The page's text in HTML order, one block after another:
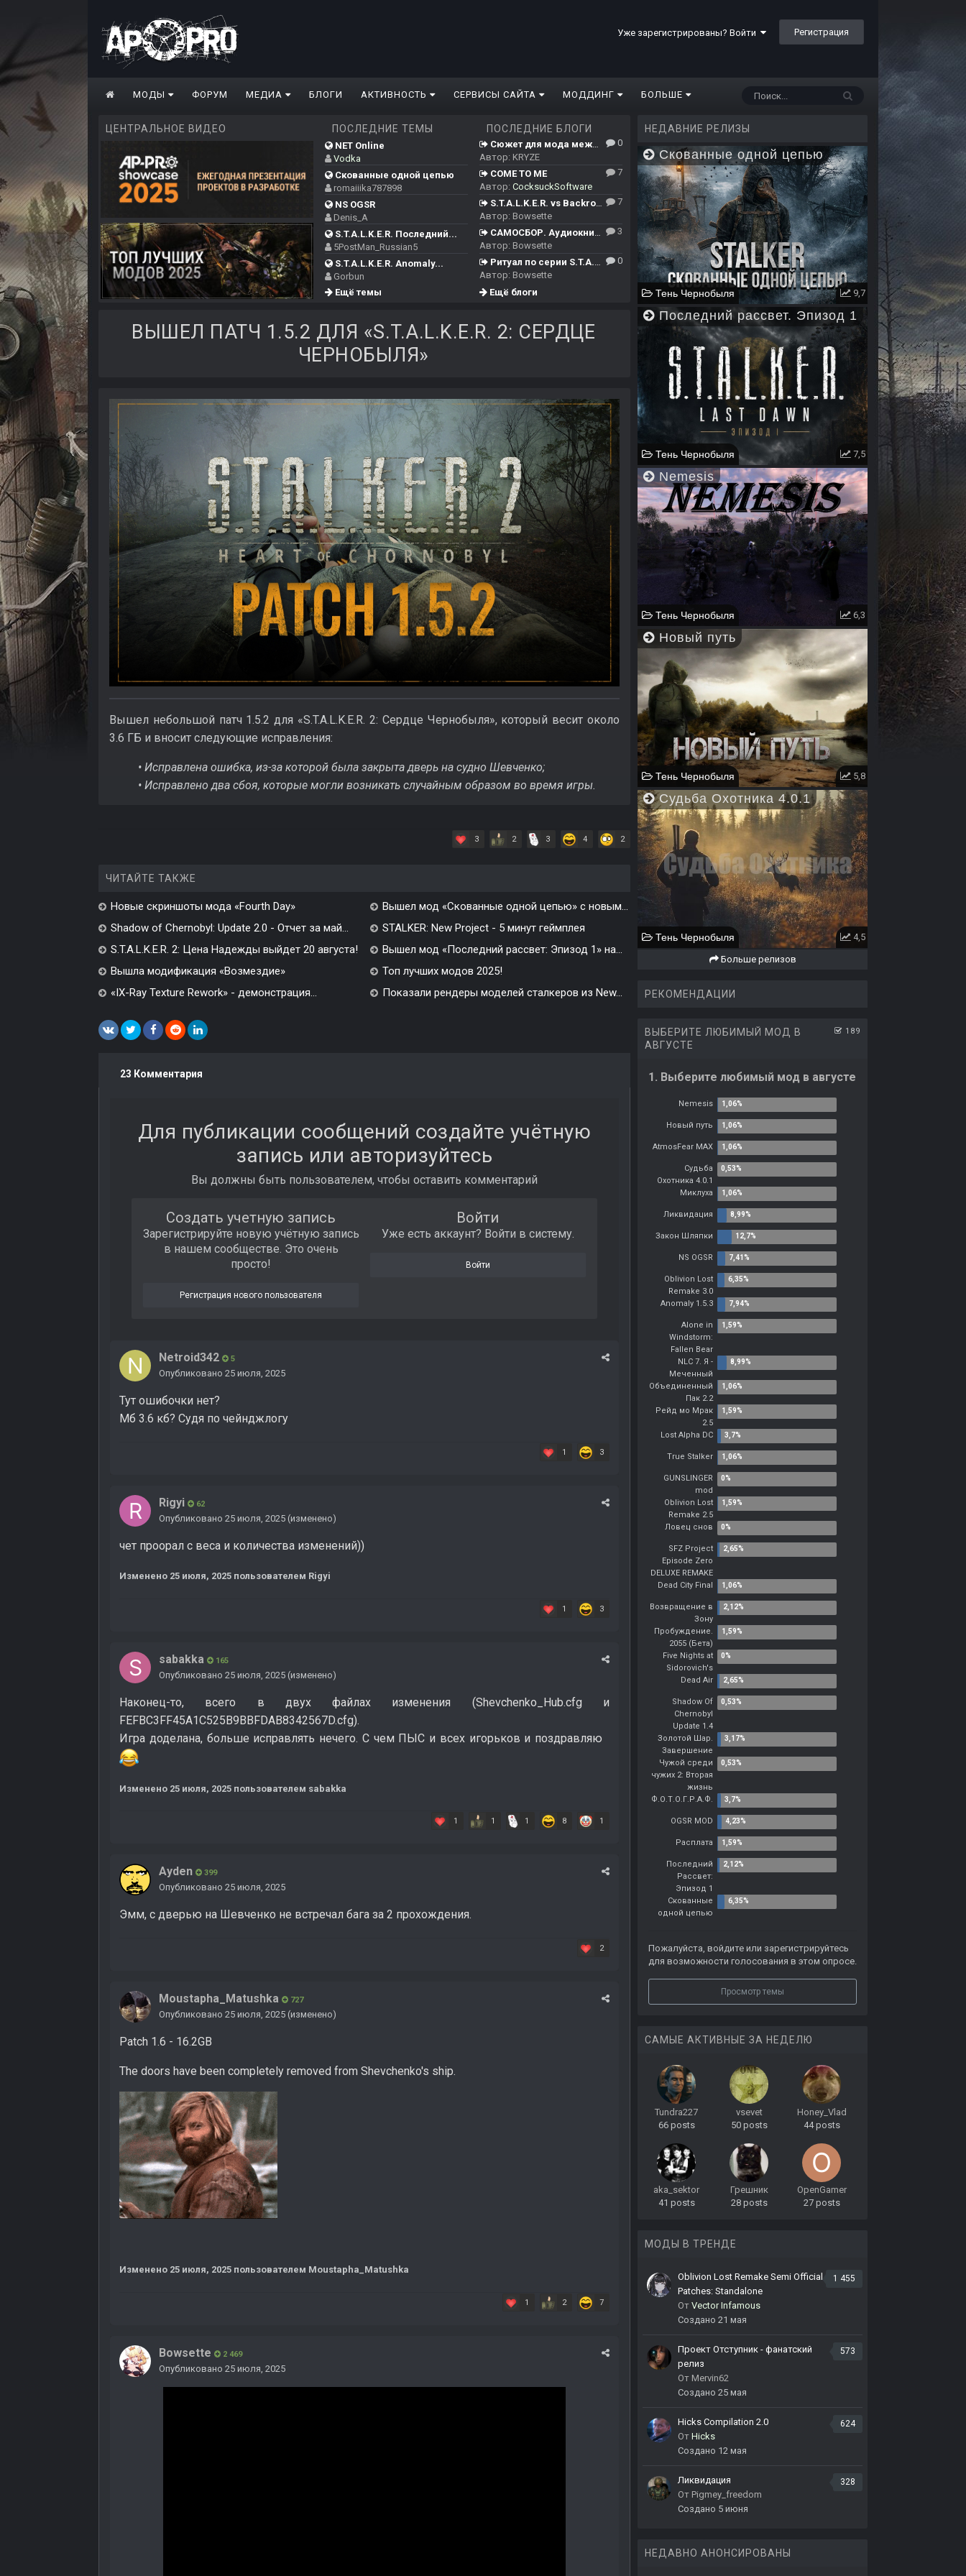
Уже зарегистрированы? Войти Регистрация
МОДЫ ФОРУМ МЕДИА БЛОГИ АКТИВНОСТЬ СЕРВИСЫ САЙТА МОДДИНГ БОЛЬШЕ
ЦЕНТРАЛЬНОЕ ВИДЕО ПОСЛЕДНИЕ ТЕМЫ
NET Online
Vodka
Скованные одной цепью
romaiiika787898
NS OGSR
Denis_A
S.T.A.L.K.E.R. Последний...
5PostMan_Russian5
S.T.A.L.K.E.R. Anomaly...
Gorbun
Ещё темы
ПОСЛЕДНИЕ БЛОГИ
Сюжет для мода между ЧН/ТЧ/ЗП и Сердцем Чернобыля
Автор: KRYZE
0
COME TO ME
Автор: CocksuckSoftware
7
S.T.A.L.K.E.R. vs Backrooms
Автор: Bowsette
7
САМОСБОР. Аудиокнига.
Автор: Bowsette
3
Ритуал по серии S.T.A.L.K.E.R.
Автор: Bowsette
0
Ещё блоги
ВЫШЕЛ ПАТЧ 1.5.2 ДЛЯ «S.T.A.L.K.E.R. 2: СЕРДЦЕ
ЧЕРНОБЫЛЯ»
Вышел небольшой патч 1.5.2 для «S.T.A.L.K.E.R. 2: Сердце Чернобыля», который весит около
3.6 ГБ и вносит следующие исправления:
• Исправлена ошибка, из-за которой была закрыта дверь на судно Шевченко;
• Исправлено два сбоя, которые могли возникать случайным образом во время игры.
3 2 3 4 2
ЧИТАЙТЕ ТАКЖЕ
Новые скриншоты мода «Fourth Day»
Вышел мод «Скованные одной цепью» с новым...
Shadow of Chernobyl: Update 2.0 - Отчет за май...
STALKER: New Project - 5 минут геймплея
S.T.A.L.K.E.R. 2: Цена Надежды выйдет 20 августа!
Вышел мод «Последний рассвет: Эпизод 1» на...
Вышла модификация «Возмездие»
Топ лучших модов 2025!
«IX-Ray Texture Rework» - демонстрация...
Показали рендеры моделей сталкеров из New...
23 Комментария
Для публикации сообщений создайте учётную
запись или авторизуйтесь
Вы должны быть пользователем, чтобы оставить комментарий
Создать учетную запись
Зарегистрируйте новую учётную запись
в нашем сообществе. Это очень
просто!
Регистрация нового пользователя
Войти
Уже есть аккаунт? Войти в систему.
Войти
Netroid342 5
Опубликовано 25 июля, 2025
Тут ошибочки нет?
Мб 3.6 кб? Судя по чейнджлогу
1 3
Rigyi 62
Опубликовано 25 июля, 2025 (изменено)
чет проорал с веса и количества изменений))
Изменено 25 июля, 2025 пользователем Rigyi
1 3
sabakka 165
Опубликовано 25 июля, 2025 (изменено)
Наконец-то, всего в двух файлах изменения (Shevchenko_Hub.cfg и
FEFBC3FF45A1C525B9BBFDAB8342567D.cfg).
Игра доделана, больше исправлять нечего. С чем ПЫС и всех игорьков и поздравляю
Изменено 25 июля, 2025 пользователем sabakka
1 1 1 8 1
Ayden 399
Опубликовано 25 июля, 2025
Эмм, с дверью на Шевченко не встречал бага за 2 прохождения.
2
Moustapha_Matushka 727
Опубликовано 25 июля, 2025 (изменено)
Patch 1.6 - 16.2GB
The doors have been completely removed from Shevchenko's ship.
Изменено 25 июля, 2025 пользователем Moustapha_Matushka
1 2 7
Bowsette 2 469
Опубликовано 25 июля, 2025
НЕДАВНИЕ РЕЛИЗЫ
Скованные одной цепью
Тень Чернобыля 9,7
Последний рассвет. Эпизод 1
Тень Чернобыля 7,5
Nemesis
Тень Чернобыля 6,3
Новый путь
Тень Чернобыля 5,8
Судьба Охотника 4.0.1
Тень Чернобыля 4,5
Больше релизов
РЕКОМЕНДАЦИИ
189
ВЫБЕРИТЕ ЛЮБИМЫЙ МОД В
АВГУСТЕ
1. Выберите любимый мод в августе
Nemesis
Новый путь
AtmosFear MAX
Судьба
Охотника 4.0.1
Миклуха
Ликвидация
Закон Шляпки
NS OGSR
Oblivion Lost
Remake 3.0
Anomaly 1.5.3
Alone in
Windstorm:
Fallen Bear
NLC 7. Я -
Меченный
Объединенный
Пак 2.2
Рейд мо Мрак
2.5
Lost Alpha DC
True Stalker
GUNSLINGER
mod
Oblivion Lost
Remake 2.5
Ловец снов
SFZ Project
Episode Zero
DELUXE REMAKE
Dead City Final
Возвращение в
Зону
Пробуждение.
2055 (Бета)
Five Nights at
Sidorovich's
Dead Air
Shadow Of
Chernobyl
Update 1.4
Золотой Шар.
Завершение
Чужой среди
чужих 2: Вторая
жизнь
Ф.О.Т.О.Г.Р.А.Ф.
OGSR MOD
Расплата
Последний
Рассвет:
Эпизод 1
Скованные
одной цепью
Пожалуйста, войдите или зарегистрируйтесь
для возможности голосования в этом опросе.
Просмотр темы
САМЫЕ АКТИВНЫЕ ЗА НЕДЕЛЮ
Tundra227
66 posts
vsevet
50 posts
Honey_Vlad
44 posts
aka_sektor
41 posts
Грешник
28 posts
OpenGamer
27 posts
МОДЫ В ТРЕНДЕ
1 455
Oblivion Lost Remake Semi Official
Patches: Standalone
От Vector Infamous
Создано 21 мая
573
Проект Отступник - фанатский
релиз
От Mervin62
Создано 25 мая
624
Hicks Compilation 2.0
От Hicks
Создано 12 мая
328
Ликвидация
От Pigmey_freedom
Создано 5 июня
НЕДАВНО АНОНСИРОВАНЫ